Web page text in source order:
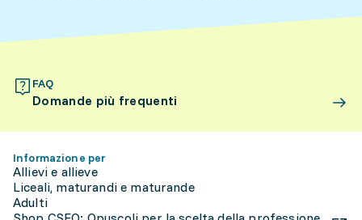
FAQ
Domande più frequenti
Informazione per
Allievi e allieve
Liceali, maturandi e maturande
Adulti